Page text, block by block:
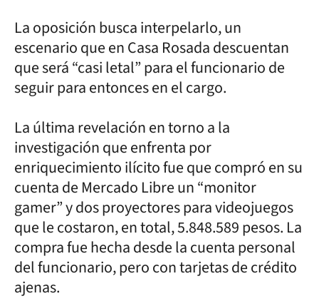
La oposición busca interpelarlo, un
escenario que en Casa Rosada descuentan
que será “casi letal” para el funcionario de
seguir para entonces en el cargo.
La última revelación en torno a la
investigación que enfrenta por
enriquecimiento ilícito fue que compró en su
cuenta de Mercado Libre un “monitor
gamer” y dos proyectores para videojuegos
que le costaron, en total, 5.848.589 pesos. La
compra fue hecha desde la cuenta personal
del funcionario, pero con tarjetas de crédito
ajenas.